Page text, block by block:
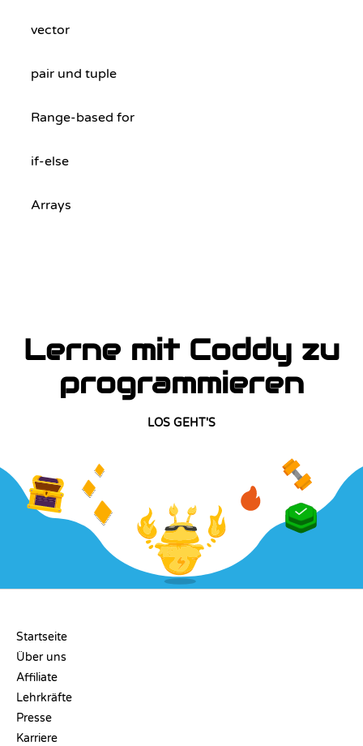
vector
pair und tuple
Range-based for
if-else
Arrays
Lerne mit Coddy zu
programmieren
LOS GEHT'S
Startseite
Über uns
Affiliate
Lehrkräfte
Presse
Karriere